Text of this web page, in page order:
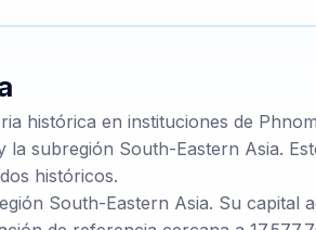
histórica en instituciones de
subregión South-Eastern Asia.
históricos.
South-Eastern Asia. Su capital